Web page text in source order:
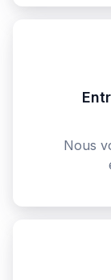
Nous